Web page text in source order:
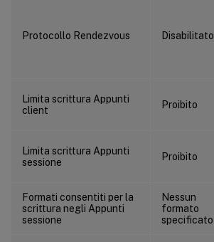
Protocollo Rendezvous Disabilitato
Limita scrittura Appunti
client
Proibito
Limita scrittura Appunti
sessione
Proibito
Formati consentiti per la
scrittura negli Appunti
sessione
Nessun
formato
specificato
Receiver
Virtual Delivery Agent
Virtual Delivery Agent/Monitoraggio
IP virtuale